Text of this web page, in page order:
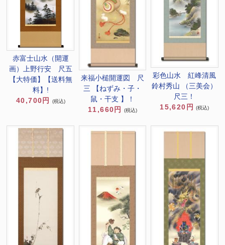
赤富士山水（開運
画）上野行安 尺五
【大特価】【送料無
料】!
40,700円
(税込)
来福小槌開運図 尺
三 【ねずみ・子・
鼠・干支 】！
11,660円
(税込)
彩色山水 紅峰清風
鈴村秀山 （三美会）
尺三！
15,620円
(税込)